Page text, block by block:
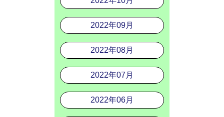
2022年09月
2022年08月
2022年07月
2022年06月